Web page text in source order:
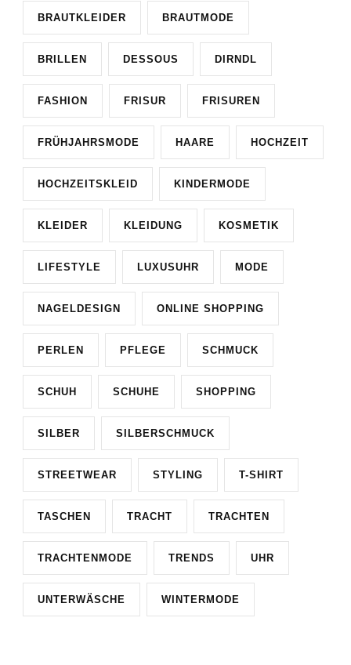
BRAUTKLEIDER BRAUTMODE
BRILLEN DESSOUS DIRNDL
FASHION FRISUR FRISUREN
FRÜHJAHRSMODE HAARE HOCHZEIT
HOCHZEITSKLEID KINDERMODE
KLEIDER KLEIDUNG KOSMETIK
LIFESTYLE LUXUSUHR MODE
NAGELDESIGN ONLINE SHOPPING
PERLEN PFLEGE SCHMUCK
SCHUH SCHUHE SHOPPING
SILBER SILBERSCHMUCK
STREETWEAR STYLING T-SHIRT
TASCHEN TRACHT TRACHTEN
TRACHTENMODE TRENDS UHR
UNTERWÄSCHE WINTERMODE